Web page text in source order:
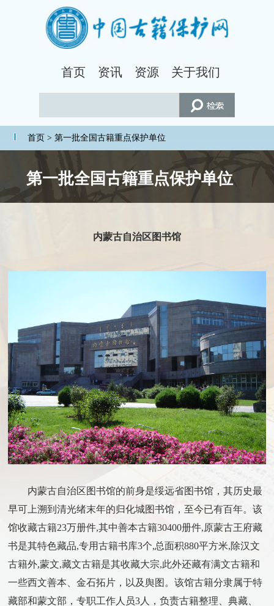
首页 资讯 资源 关于我们
首页 > 第一批全国古籍重点保护单位
第一批全国古籍重点保护单位
内蒙古自治区图书馆
内蒙古自治区图书馆的前身是绥远省图书馆，其历史最
早可上溯到清光绪末年的归化城图书馆，至今已有百年。该
馆收藏古籍23万册件,其中善本古籍30400册件,原蒙古王府藏
书是其特色藏品,专用古籍书库3个,总面积880平方米,除汉文
古籍外,蒙文,藏文古籍是其收藏大宗,此外还藏有满文古籍和
一些西文善本、金石拓片，以及舆图。该馆古籍分隶属于特
藏部和蒙文部，专职工作人员3人，负责古籍整理、典藏、